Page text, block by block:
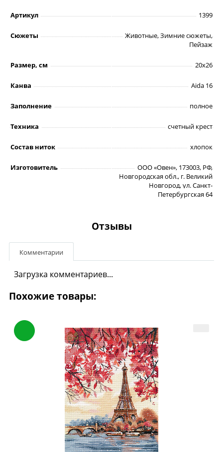
Артикул 1399
Сюжеты
Животные, Зимние сюжеты,
Пейзаж
Размер, см 20х26
Канва Aida 16
Заполнение полное
Техника счетный крест
Состав ниток хлопок
Изготовитель
ООО «Овен», 173003, РФ,
Новгородская обл., г. Великий
Новгород, ул. Санкт-
Петербургская 64
Отзывы
Комментарии
Загрузка комментариев...
Похожие товары: